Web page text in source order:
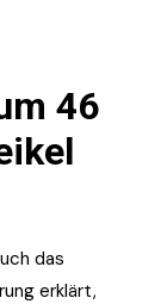
46
das
erklärt,